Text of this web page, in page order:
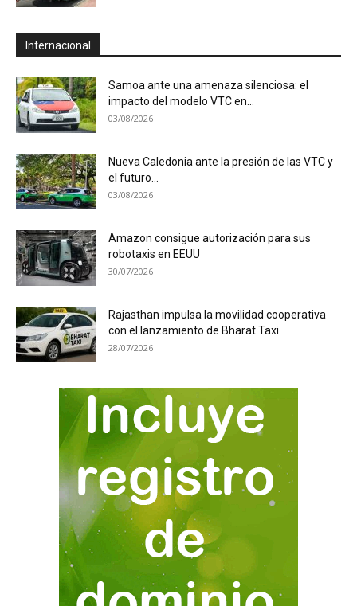
Internacional
Samoa ante una amenaza silenciosa: el
impacto del modelo VTC en...
03/08/2026
Nueva Caledonia ante la presión de las VTC y
el futuro...
03/08/2026
Amazon consigue autorización para sus
robotaxis en EEUU
30/07/2026
Rajasthan impulsa la movilidad cooperativa
con el lanzamiento de Bharat Taxi
28/07/2026